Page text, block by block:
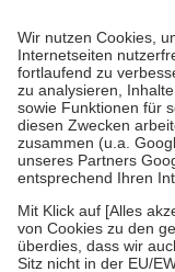
höchstens zehn Euro.
Kosten der Leistung
Diese Regeln gelten
Bei Heilmitteln und
Zuzahlung zehn
Verordnung.
Um das Engagement
stärken und die
fallenkeine
• Kindern und
mit Ausnahme der